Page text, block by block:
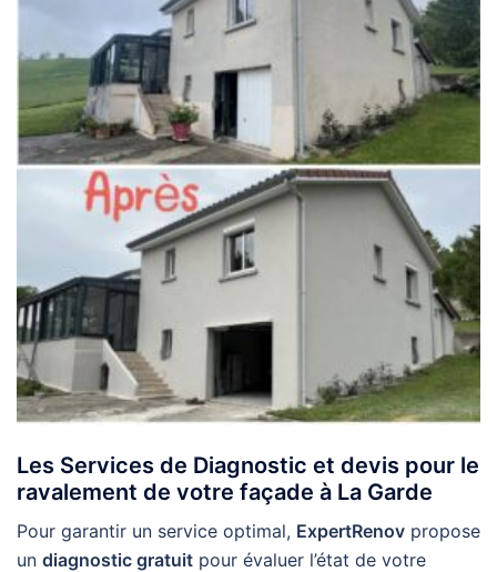
Les Services de Diagnostic et devis pour le
ravalement de votre façade à La Garde
Pour garantir un service optimal, ExpertRenov propose
un diagnostic gratuit pour évaluer l’état de votre